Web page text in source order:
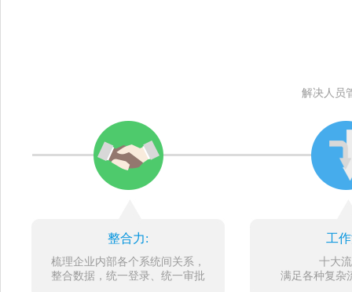
解决人员
整合力:
梳理企业内部各个系统间关系，
整合数据，统一登录、统一审批
工
十大
满足各种复杂